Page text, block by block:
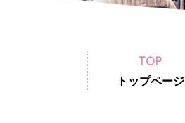
TOP
トップページ